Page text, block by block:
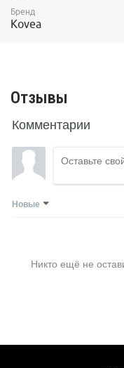
Бренд
Kovea
Отзывы
Комментарии
Новые
Никто ещё не